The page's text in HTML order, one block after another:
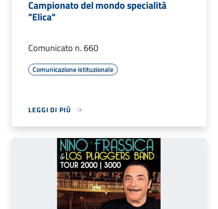
Campionato del mondo specialità
"Elica"
Comunicato n. 660
Comunicazione istituzionale
LEGGI DI PIÙ